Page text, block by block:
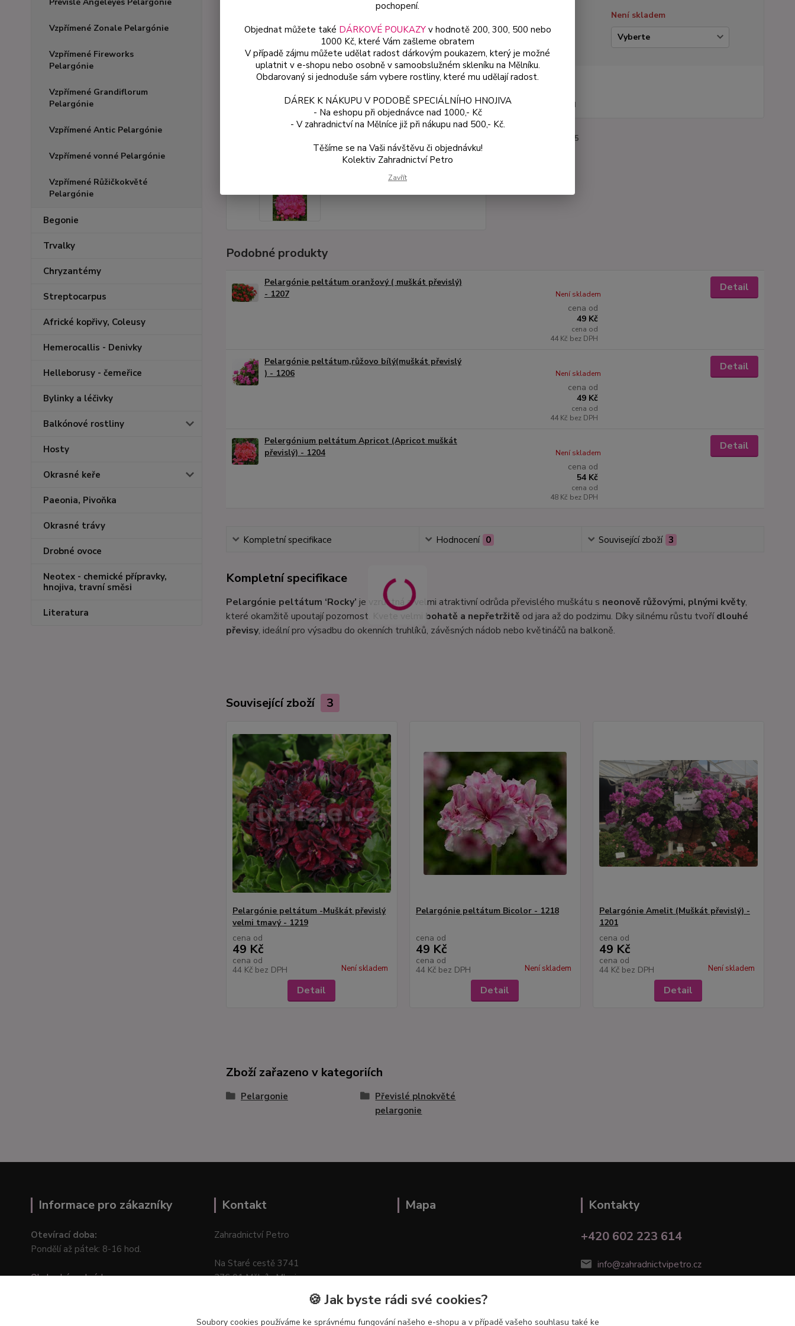
Vzpřímené Zonale Pelargónie
Vzpřímené Fireworks
Pelargónie
Vzpřímené Grandiflorum
Pelargónie
Vzpřímené Antic Pelargónie
Vzpřímené vonné Pelargónie
Vzpřímené Růžičkokvěté
Pelargónie
Begonie
Trvalky
Chryzantémy
Streptocarpus
Africké kopřivy, Coleusy
Hemerocallis - Denivky
Helleborusy - čemeřice
Bylinky a léčivky
Balkónové rostliny
Hosty
Okrasné keře
Paeonia, Pivoňka
Okrasné trávy
Drobné ovoce
Neotex - chemické přípravky,
hnojiva, travní směsi
Literatura
Není skladem
cena od
bez DPH
1205
Podobné produkty
Pelargónie peltátum oranžový ( muškát převislý)
- 1207
cena od
49 Kč
cena od
44 Kč bez DPH
Není skladem
Detail
Pelargónie peltátum,růžovo bílý(muškát převislý
) - 1206
cena od
49 Kč
cena od
44 Kč bez DPH
Není skladem
Detail
Pelergónium peltátum Apricot (Apricot muškát
převislý) - 1204
cena od
54 Kč
cena od
48 Kč bez DPH
Není skladem
Detail
Kompletní specifikace Hodnocení 0 Související zboží 3
Kompletní specifikace
Pelargónie peltátum ‘Rocky’ je vzrůstná a velmi atraktivní odrůda převislého muškátu s neonově růžovými, plnými květy,
které okamžitě upoutají pozornost. Kvete velmi
bohatě a nepřetržitě od jara až do podzimu. Díky silnému růstu tvořídlouhé
převisy, ideální pro výsadbu do okenních truhlíků, závěsných nádob nebo květináčů na balkoně.
Související zboží 3
Pelargónie peltátum -Muškát převislý
velmi tmavý - 1219
cena od
49 Kč
cena od
44 Kč bez DPH Není skladem
Detail
Pelargónie peltátum Bicolor - 1218
cena od
49 Kč
cena od
44 Kč bez DPH Není skladem
Detail
Pelargónie Amelit (Muškát převislý) -
1201
cena od
49 Kč
cena od
44 Kč bez DPH Není skladem
Detail
Zboží zařazeno v kategoriích
Pelargonie
Převislé plnokvěté
pelargonie
Informace pro zákazníky
Otevírací doba:
Pondělí až pátek: 8-16 hod.
Obchodní podmínky
Kontakt
Zahradnictví Petro
Na Staré cestě 3741
276 01 Mělník–Mlazice
Mapa
Kontakty
+420 602 223 614
info@zahradnictvipetro.cz
pochopení.
Objednat můžete také DÁRKOVÉ POUKAZYv hodnotě 200, 300, 500 nebo
1000 Kč, které Vám zašleme obratem
V případě zájmu můžete udělat radost dárkovým poukazem, který je možné
uplatnit v e-shopu nebo osobně v samoobslužném skleníku na Mělníku.
Obdarovaný si jednoduše sám vybere rostliny, které mu udělají radost.
DÁREK K NÁKUPU V PODOBĚ SPECIÁLNÍHO HNOJIVA
- Na eshopu při objednávce nad 1000,- Kč
- V zahradnictví na Mělníce již při nákupu nad 500,- Kč.
Těšíme se na Vaši návštěvu či objednávku!
Kolektiv Zahradnictví Petro
Zavřít
🍪 Jak byste rádi své cookies?
Soubory cookies používáme ke správnému fungování našeho e-shopu a v případě vašeho souhlasu také ke